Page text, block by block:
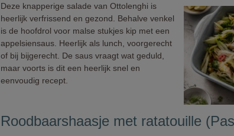
Deze knapperige salade van Ottolenghi is
heerlijk verfrissend en gezond. Behalve venkel
is de hoofdrol voor malse stukjes kip met een
appelsiensaus. Heerlijk als lunch, voorgerecht
of bij bijgerecht. De saus vraagt wat geduld,
maar voorts is dit een heerlijk snel en
eenvoudig recept.
Roodbaarshaasje met ratatouille